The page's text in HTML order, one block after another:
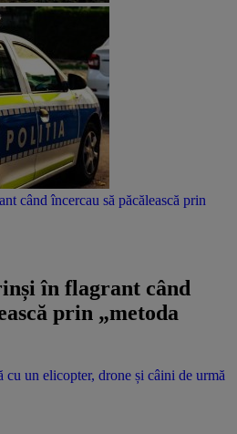
când încercau să păcălească prin
în flagrant când
prin „metoda
cu un elicopter, drone și câini de urmă